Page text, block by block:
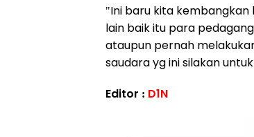
"Ini baru kita
lain baik itu para
ataupun pernah
saudara yg ini silakan
Editor : D1N